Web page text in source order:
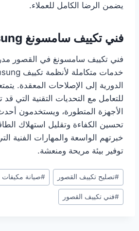
يضمن الرضا الكامل للعملاء.
فني تكييف سامسونغ Samsung
فني تكييف سامسونغ في القصور
الدورية إلى الإصلاحات المعقدة.
للتعامل مع التحديات التقنية التي
الأجهزة المتطورة، ويستخدمون
تحسين الكفاءة وتقليل استهلاك
خبرتهم الواسعة والمهارات الفنية
توفير بيئة مريحة ومنعشة.
وسوم
المقال:
#تصليح تكييف القصور #صيانة مكيفات
#فني تكييف القصور